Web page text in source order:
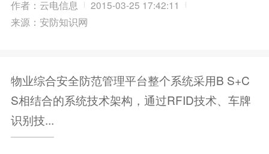
作者：云电信息
2015-03-25 17:42:11
来源：安防知识网
物业综合安全防范管理平台整个系统采用B S+C
S相结合的系统技术架构，通过RFID技术、车牌
识别技...